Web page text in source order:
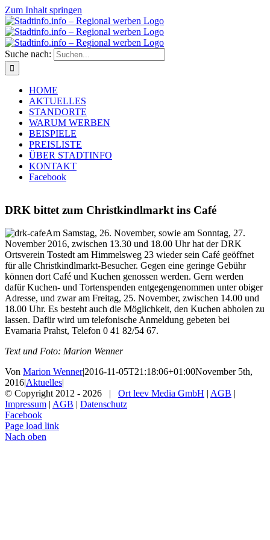
Zum Inhalt springen
Suche nach:
HOME
AKTUELLES
STANDORTE
WARUM WERBEN
BEISPIELE
PREISLISTE
ÜBER STADTINFO
KONTAKT
Facebook
DRK bittet zum Christkindlmarkt ins Café
Am Samstag, 26. November, sowie am Sonntag, 27.
November 2016, zwischen 13.30 und 18.00 Uhr hat der DRK
Ortsverein Tostedt am Himmelsweg 23 wieder sein Café geöffnet
für alle Christkindlmarkt-Besucher. Gegen eine geringe Gebühr
können dort Café und Kuchen genossen werden. Gern werden
dafür Kuchen- und Tortenspenden entgegengenommen unter obiger
Adresse, und zwar am Freitag, 25. November, zwischen 14.00 und
18.00 Uhr. Es besteht auch die Möglichkeit, den Kuchen abholen zu
lassen. Dafür wird um telefonische Anmeldung gebeten bei
Evamaria Prahst, Telefon 0 41 82/54 67.
Text und Foto: Marion Wenner
Von Marion Wenner|2016-11-05T21:18:06+01:00November 5th,
2016|Aktuelles|
© Copyright 2012 - 2026 | Ort leev Media GmbH | AGB |
Impressum | AGB | Datenschutz
Facebook
Page load link
Nach oben